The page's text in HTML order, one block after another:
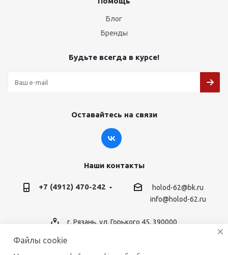
Блог
Бренды
Будьте всегда в курсе!
Оставайтесь на связи
Наши контакты
+7 (4912) 470-242
holod-62@bk.ru
info@holod-62.ru
г. Рязань, ул. Горького 45, 390000
Файлы cookie